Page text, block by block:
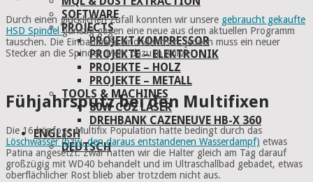
SOFTWARE
PROJECTS
PROJEKT KOMPRESSOR
PROJEKTE – ELEKTRONIK
PROJEKTE – HOLZ
PROJEKTE – METALL
TOOLS & MACHINES
80W CO2 LASER
DREHBANK CAZENEUVE HB-X 360
ENGLISH
DEUTSCH
Durch einen glücklichen Zufall konnten wir unsere gebraucht gekaufte
HSD Spindelgünstig gegen eine neue aus dem aktuellen Programm
tauschen. Die Einbaumaße sind identisch, jedoch muss ein neuer
Stecker an die Spindel. Mehr dazu in Kürze!
Fühjahrsputz bei den Multifixen
Die 16 köpfoge Multifix Population hatte bedingt durch das
Löschwasser (bzw. den daraus entstandenen Wasserdampf) etwas
Patina angesetzt. Zwar hatten wir die Halter gleich am Tag darauf
großzügig mit WD40 behandelt und im Ultraschallbad gebadet, etwas
oberflächlicher Rost blieb aber trotzdem nicht aus.